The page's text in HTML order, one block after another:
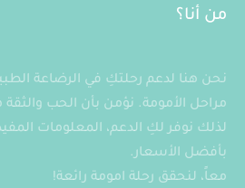
من أنا؟
نحن هنا لدعم رحلتكِ في الرضاعة
مراحل الأمومة. نؤمن بأن الحب
لذلك نوفر لكِ الدعم، المعلومات
بأفضل الأسعار.
معاً، لنحقق رحلة امومة رائعة!